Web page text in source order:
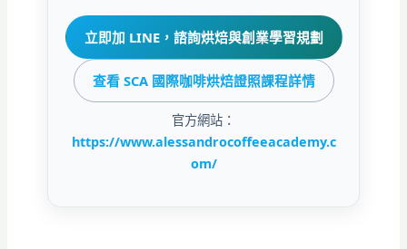
立即加 LINE，諮詢烘焙與創業學習規劃
查看 SCA 國際咖啡烘焙證照課程詳情
官方網站：
https://www.alessandrocoffeeacademy.c
om/